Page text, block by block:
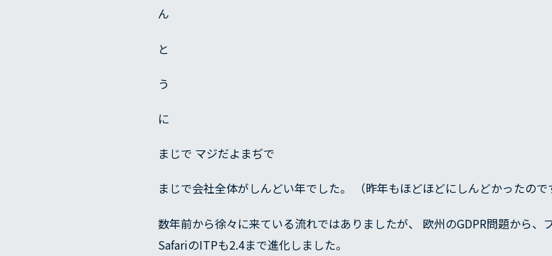
ん
と
う
に
まじで マジだよまぢで
まじで会社全体がしんどい年でした。 （昨年もほどほどにしんどかったの
数年前から徐々に来ている流れではありましたが、 欧州のGDPR問題から
SafariのITPも2.4まで進化しました。